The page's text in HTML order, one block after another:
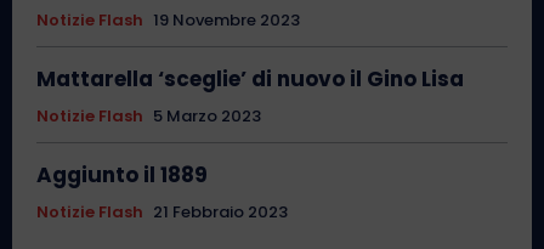
Notizie Flash 19 Novembre 2023
Mattarella ‘sceglie’ di nuovo il Gino Lisa
Notizie Flash 5 Marzo 2023
Aggiunto il 1889
Notizie Flash 21 Febbraio 2023